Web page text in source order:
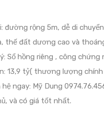
đường rộng 5m, dễ di
thế đất dương cao và
Sổ hồng riêng , công chứng
13,9 tỷ( thương lượng chính
ngay: Mỹ Dung
và có giá tốt nhất.